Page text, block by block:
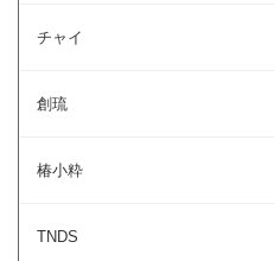
チャイ
創琉
椿小粋
TNDS